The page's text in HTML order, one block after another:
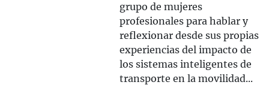
grupo de mujeres
profesionales para hablar y
reflexionar desde sus propias
experiencias del impacto de
los sistemas inteligentes de
transporte en la movilidad...